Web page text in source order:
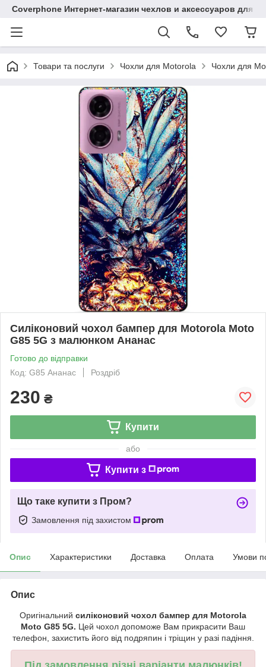
Coverphone Интернет-магазин чехлов и аксессуаров для
Товари та послуги Чохли для Motorola Чохли для
Силіконовий чохол бампер для Motorola Moto
G85 5G з малюнком Ананас
Готово до відправки
Код: G85 Ананас
Роздріб
230 ₴
Купити
або
Купити з
Що таке купити з Пром?
Замовлення під захистом
Опис Характеристики Доставка Оплата Умови
Опис
Оригінальний силіконовий чохол бампер для Motorola
Moto G85 5G. Цей чохол допоможе Вам прикрасити Ваш
телефон, захистить його від подряпин і тріщин у разі падіння.